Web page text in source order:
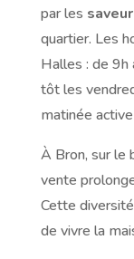
par les
quartier. Les
Halles : de 9h
tôt les
matinée
À Bron, sur le
vente
Cette
de vivre la